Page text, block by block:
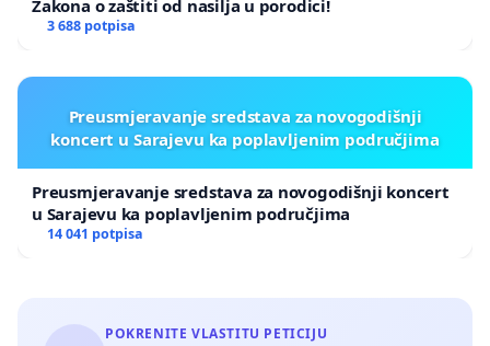
Zakona o zaštiti od nasilja u porodici!
3 688 potpisa
Preusmjeravanje sredstava za novogodišnji
koncert u Sarajevu ka poplavljenim područjima
Preusmjeravanje sredstava za novogodišnji koncert
u Sarajevu ka poplavljenim područjima
14 041 potpisa
POKRENITE VLASTITU PETICIJU